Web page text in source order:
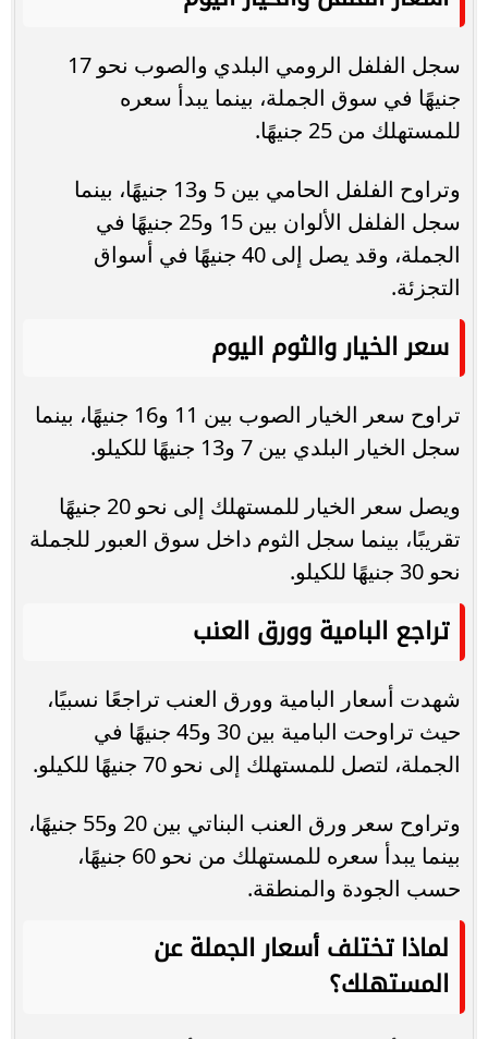
سجل الفلفل الرومي البلدي والصوب نحو 17
جنيهًا في سوق الجملة، بينما يبدأ سعره
للمستهلك من 25 جنيهًا.
وتراوح الفلفل الحامي بين 5 و13 جنيهًا، بينما
سجل الفلفل الألوان بين 15 و25 جنيهًا في
الجملة، وقد يصل إلى 40 جنيهًا في أسواق
التجزئة.
سعر الخيار والثوم اليوم
تراوح سعر الخيار الصوب بين 11 و16 جنيهًا، بينما
سجل الخيار البلدي بين 7 و13 جنيهًا للكيلو.
ويصل سعر الخيار للمستهلك إلى نحو 20 جنيهًا
تقريبًا، بينما سجل الثوم داخل سوق العبور للجملة
نحو 30 جنيهًا للكيلو.
تراجع البامية وورق العنب
شهدت أسعار البامية وورق العنب تراجعًا نسبيًا،
حيث تراوحت البامية بين 30 و45 جنيهًا في
الجملة، لتصل للمستهلك إلى نحو 70 جنيهًا للكيلو.
وتراوح سعر ورق العنب البناتي بين 20 و55 جنيهًا،
بينما يبدأ سعره للمستهلك من نحو 60 جنيهًا،
حسب الجودة والمنطقة.
لماذا تختلف أسعار الجملة عن
المستهلك؟